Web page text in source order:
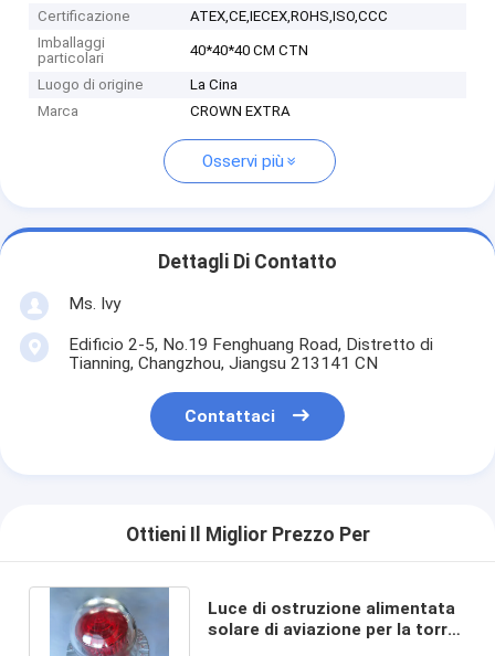
Certificazione
ATEX,CE,IECEX,ROHS,ISO,CCC
Imballaggi
particolari
40*40*40 CM CTN
Luogo di origine
La Cina
Marca
CROWN EXTRA
Osservi più
Dettagli Di Contatto
Ms. Ivy
Edificio 2-5, No.19 Fenghuang Road, Distretto di
Tianning, Changzhou, Jiangsu 213141 CN
Contattaci
Ottieni Il Miglior Prezzo Per
Luce di ostruzione alimentata
solare di aviazione per la torre